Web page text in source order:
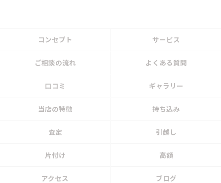
コンセプト サービス
ご相談の流れ よくある質問
口コミ ギャラリー
当店の特徴 持ち込み
査定 引越し
片付け 高額
アクセス ブログ